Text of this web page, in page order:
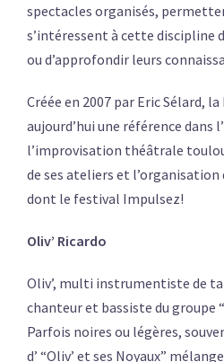
spectacles organisés,
s’intéressent à cette discipline
ou d’approfondir leurs
Créée en 2007 par Eric Sélard,
aujourd’hui une référence dans
l’improvisation théâtrale
de ses ateliers et l’organisation
dont le festival Impulsez!
Oliv’ Ricardo
Oliv’, multi instrumentiste de
chanteur et bassiste du groupe
Parfois noires ou légères,
d’ “Oliv’ et ses Noyaux”